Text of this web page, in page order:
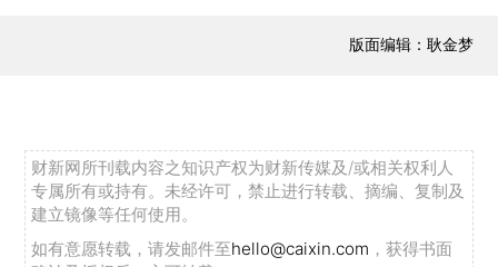
版面编辑：耿金梦
财新网所刊载内容之知识产权为财新传媒及/或相关权利人
专属所有或持有。未经许可，禁止进行转载、摘编、复制及
建立镜像等任何使用。
如有意愿转载，请发邮件至hello@caixin.com ，获得书面